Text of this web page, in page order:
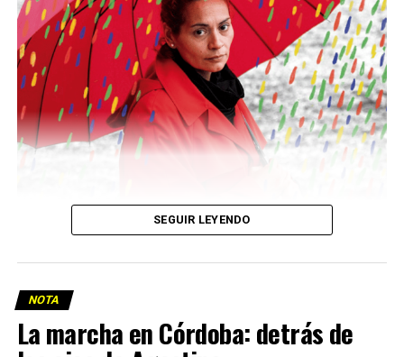
Descargar la Mu en PDF
SEGUIR LEYENDO
NOTA
La marcha en Córdoba: detrás de